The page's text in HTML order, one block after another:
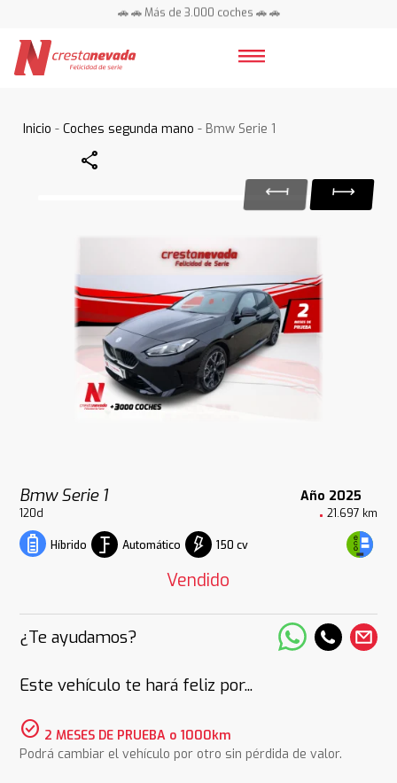
🚗 🚗 Más de 3.000 coches 🚗 🚗
Inicio -Coches segunda mano - Bmw Serie 1
Share
Bmw Serie 1 Año 2025
120d 21.697 km
Híbrido Automático 150 cv
Vendido
¿Te ayudamos?
Este vehículo te hará feliz por...
check_circle 2 MESES DE PRUEBA o 1000km
Podrá cambiar el vehículo por otro sin pérdida de valor.